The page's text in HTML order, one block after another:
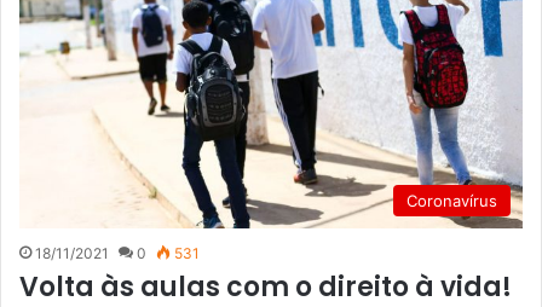
Coronavírus
18/11/2021 0 531
Volta às aulas com o direito à vida!